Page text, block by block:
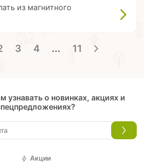
из магнитного
3 4 ... 11
узнавать о новинках, акциях и
Акции